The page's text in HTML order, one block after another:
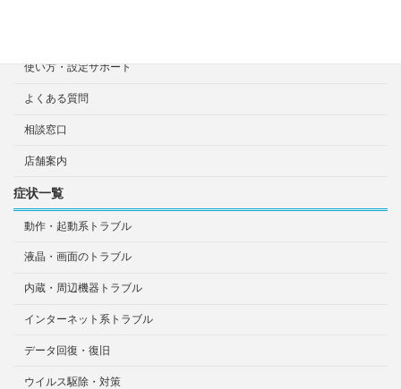
使い方・設定サポート
よくある質問
相談窓口
店舗案内
症状一覧
動作・起動系トラブル
液晶・画面のトラブル
内蔵・周辺機器トラブル
インターネット系トラブル
データ回復・復旧
ウイルス駆除・対策